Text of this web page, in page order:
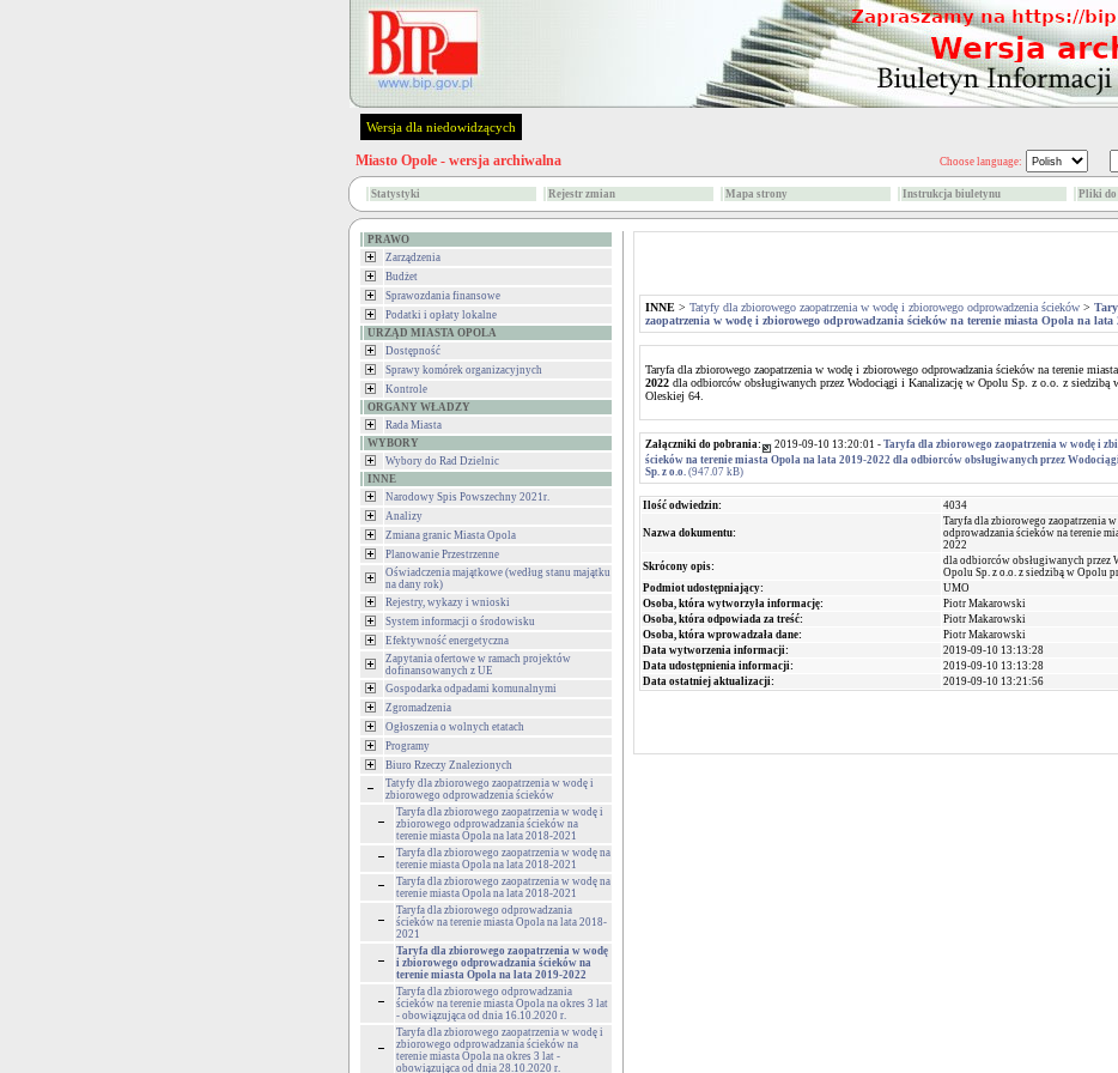
Wersja dla niedowidzących
Miasto Opole - wersja archiwalna Choose language:
Statystyki Rejestr zmian Mapa strony Instrukcja biuletynu Pliki do
PRAWO
Zarządzenia
Budżet
Sprawozdania finansowe
Podatki i opłaty lokalne
URZĄD MIASTA OPOLA
Dostępność
Sprawy komórek organizacyjnych
Kontrole
ORGANY WŁADZY
Rada Miasta
WYBORY
Wybory do Rad Dzielnic
INNE
Narodowy Spis Powszechny 2021r.
Analizy
Zmiana granic Miasta Opola
Planowanie Przestrzenne
Oświadczenia majątkowe (według stanu majątku
na dany rok)
Rejestry, wykazy i wnioski
System informacji o środowisku
Efektywność energetyczna
Zapytania ofertowe w ramach projektów
dofinansowanych z UE
Gospodarka odpadami komunalnymi
Zgromadzenia
Ogłoszenia o wolnych etatach
Programy
Biuro Rzeczy Znalezionych
Tatyfy dla zbiorowego zaopatrzenia w wodę i
zbiorowego odprowadzenia ścieków
Taryfa dla zbiorowego zaopatrzenia w wodę i
zbiorowego odprowadzania ścieków na
terenie miasta Opola na lata 2018-2021
Taryfa dla zbiorowego zaopatrzenia w wodę na
terenie miasta Opola na lata 2018-2021
Taryfa dla zbiorowego zaopatrzenia w wodę na
terenie miasta Opola na lata 2018-2021
Taryfa dla zbiorowego odprowadzania
ścieków na terenie miasta Opola na lata 2018-
2021
Taryfa dla zbiorowego zaopatrzenia w wodę
i zbiorowego odprowadzania ścieków na
terenie miasta Opola na lata 2019-2022
Taryfa dla zbiorowego odprowadzania
ścieków na terenie miasta Opola na okres 3 lat
- obowiązująca od dnia 16.10.2020 r.
Taryfa dla zbiorowego zaopatrzenia w wodę i
zbiorowego odprowadzania ścieków na
terenie miasta Opola na okres 3 lat -
obowiązująca od dnia 28.10.2020 r.
INNE > Tatyfy dla zbiorowego zaopatrzenia w wodę i zbiorowego odprowadzenia ścieków >
zaopatrzenia w wodę i zbiorowego odprowadzania ścieków na terenie miasta Opola na lata
Taryfa dla zbiorowego zaopatrzenia w wodę i zbiorowego odprowadzania ścieków na terenie
2022 dla odbiorców obsługiwanych przez Wodociągi i Kanalizację w Opolu Sp. z o.o. z siedzibą
Oleskiej 64.
Załączniki do pobrania: 2019-09-10 13:20:01 - Taryfa dla zbiorowego zaopatrzenia w wodę i
ścieków na terenie miasta Opola na lata 2019-2022 dla odbiorców obsługiwanych przez
Sp. z o.o. (947.07 kB)
Ilość odwiedzin: 4034
Nazwa dokumentu:
Taryfa dla zbiorowego zaopatrzenia
odprowadzania ścieków na terenie
2022
Skrócony opis:
dla odbiorców obsługiwanych przez
Opolu Sp. z o.o. z siedzibą w Opolu
Podmiot udostępniający:
UMO
Osoba, która wytworzyła informację:
Piotr Makarowski
Osoba, która odpowiada za treść:
Piotr Makarowski
Osoba, która wprowadzała dane:
Piotr Makarowski
Data wytworzenia informacji:
2019-09-10 13:13:28
Data udostępnienia informacji:
2019-09-10 13:13:28
Data ostatniej aktualizacji:
2019-09-10 13:21:56